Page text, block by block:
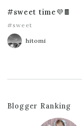
#sweet time💜🍫
#sweet
hitomi
Blogger Ranking